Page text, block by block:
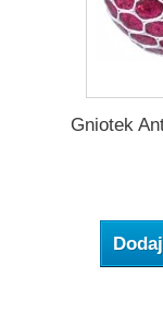
Gniotek